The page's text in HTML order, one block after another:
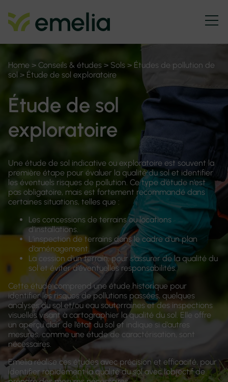
Home > Conseils & études > Sols > Études de pollution de
sol > Étude de sol exploratoire
Étude de sol
exploratoire
Une étude de sol indicative ou exploratoire est souvent la
première étape pour évaluer la qualité du sol et identifier
les éventuels risques de pollution. Ce type d’étude n’est
pas obligatoire, mais est fortement recommandé dans
certaines situations, telles que :
Les concessions de terrains ou locations
d’installations.
L’inspection de terrains dans le cadre d’un plan
d’aménagement.
La cession d’un terrain, pour s’assurer de la qualité du
sol et éviter d’éventuelles responsabilités.
Cette étude comprend une étude historique pour
identifier les risques de pollutions passées, quelques
analyses du sol et/ou eau souterraines et des inspections
visuelles visant à cartographier la qualité du sol. Elle offre
un aperçu clair de l’état du sol et indique si d’autres
mesures, comme une étude de caractérisation, sont
nécessaires.
Emelia réalise ces études avec précision et efficacité, pour
identifier rapidement la qualité du sol avec l’objectif de